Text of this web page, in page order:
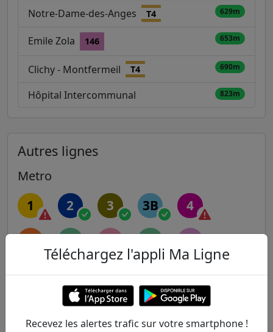
Notre-Dame-des-Anges T4 629m
Emile Zola 146 653m
Clichy - Montfermeil T4 690m
Hôpital Intercommunal 823m
Autres lignes
Metro
1 2 3 3B 4
9 10 11 12 13
Téléchargez l'appli Ma Ligne
Recevez les alertes trafic sur votre smartphone !